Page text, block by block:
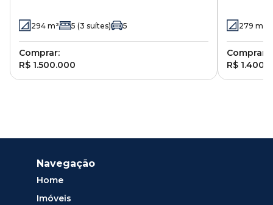
294 m² 5 (3 suítes) 5
Comprar:
R$ 1.500.000
279 m²
Comprar:
R$
Navegação
Home
Imóveis